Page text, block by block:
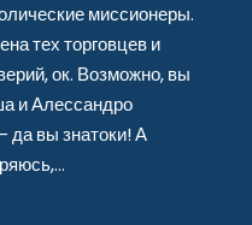
миссионеры.
тех торговцев и
ок. Возможно, вы
и Алессандро
да вы знатоки! А